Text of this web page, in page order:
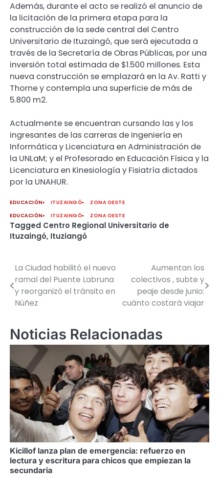
Además, durante el acto se realizó el anuncio de
la licitación de la primera etapa para la
construcción de la sede central del Centro
Universitario de Ituzaingó, que será ejecutada a
través de la Secretaría de Obras Públicas, por una
inversión total estimada de $1.500 millones. Esta
nueva construcción se emplazará en la Av. Ratti y
Thorne y contempla una superficie de más de
5.800 m2.
Actualmente se encuentran cursando las y los
ingresantes de las carreras de Ingeniería en
Informática y Licenciatura en Administración de
la UNLaM; y el Profesorado en Educación Física y la
Licenciatura en Kinesiología y Fisiatría dictados
por la UNAHUR.
EDUCACIÓN ITUZAINGÓ
ZONA OESTE
EDUCACIÓN
ITUZAINGÓ ZONA OESTE
Tagged Centro Regional Universitario de
Ituzaingó, Ituziangó
Navegación
de
entradas
La Ciudad habilitó el nuevo
ramal del Puente Labruna
y reorganizó el tránsito en
Núñez
Aumentan los
colectivos , subte y
peaje desde junio:
cuánto costará viajar
Noticias Relacionadas
Kicillof lanza plan de emergencia: refuerzo en
lectura y escritura para chicos que empiezan la
secundaria